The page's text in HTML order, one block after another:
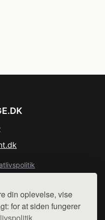
din oplevelse, vise
for at siden fungerer